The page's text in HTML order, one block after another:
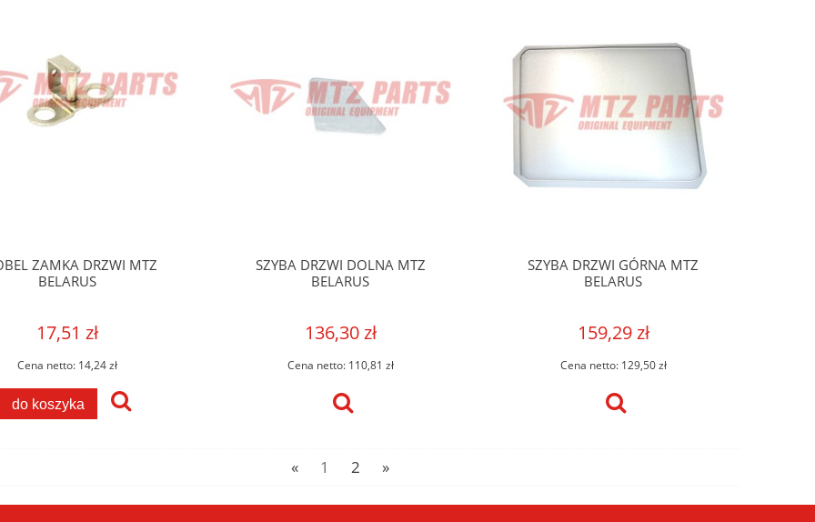
ZAMKA DRZWI MTZ
BELARUS
17,51 zł
Cena netto: 14,24 zł
do koszyka
SZYBA DRZWI DOLNA MTZ
BELARUS
136,30 zł
Cena netto: 110,81 zł
SZYBA DRZWI GÓRNA MTZ
BELARUS
159,29 zł
Cena netto: 129,50 zł
« 1 2 »